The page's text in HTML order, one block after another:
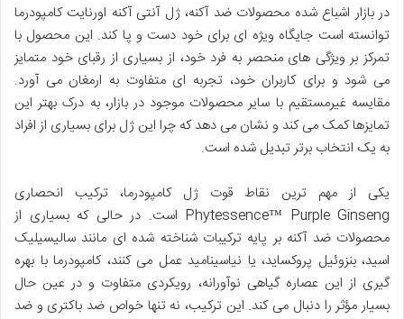
در بازار اشباع شده محصولات ضد آکنه، ژل آنتی آکنه اورنایت کامپودرما
توانسته است جایگاه ویژه ای برای خود دست و پا کند. این محصول با
تمرکز بر ویژگی های منحصر به فرد خود، از بسیاری از رقبای خود متمایز
می شود و برای کاربران خود، تجربه ای متفاوت به ارمغان می آورد.
مقایسه غیرمستقیم با سایر محصولات موجود در بازار، به درک بهتر این
تمایزها کمک می کند و نشان می دهد که چرا این ژل برای بسیاری از افراد
به یک انتخاب برتر تبدیل شده است.
یکی از مهم ترین نقاط قوت ژل کامپودرما، ترکیب انحصاری
Phytessence™ Purple Ginseng است. در حالی که بسیاری از
محصولات ضد آکنه بر پایه ترکیبات شناخته شده ای مانند سالیسیلیک
اسید، بنزوئیل پروکساید، یا نیاسینامید عمل می کنند، کامپودرما با بهره
گیری از این عصاره گیاهی نوآورانه، رویکردی متفاوت و در عین حال
بسیار مؤثر را دنبال می کند. این ترکیب، نه تنها خواص ضد باکتری و ضد